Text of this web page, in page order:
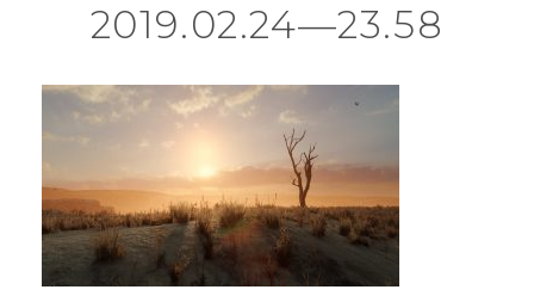
2019.02.24—23.58